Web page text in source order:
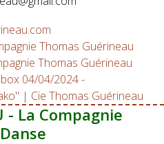
Thomas Guérineau
Thomas Guérineau
04/04/2024 -
| Cie Thomas Guérineau
- La Compagnie